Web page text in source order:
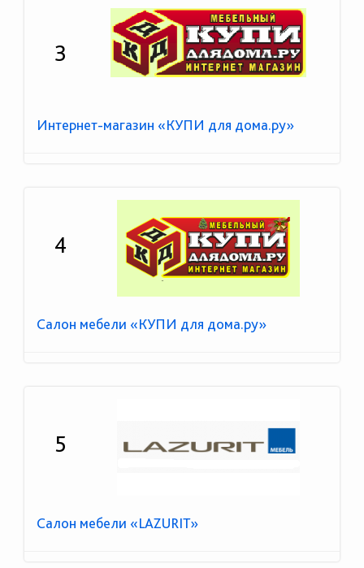
3
Интернет-магазин «КУПИ для дома.ру»
4
Салон мебели «КУПИ для дома.ру»
5
Салон мебели «LAZURIT»